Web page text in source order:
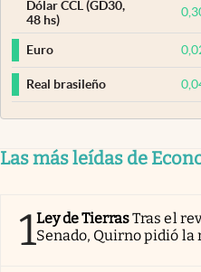
Dólar CCL (GD30,
48 hs)
Euro
Real brasileño
Las más leídas de
1Ley de TierrasTras el
Senado, Quirno pidió